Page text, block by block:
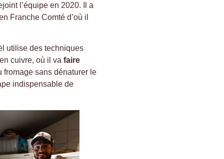
l’équipe en 2020. Il a
Franche Comté d’où il
utilise des techniques
cuivre, où il va faire
sans dénaturer le
indispensable de